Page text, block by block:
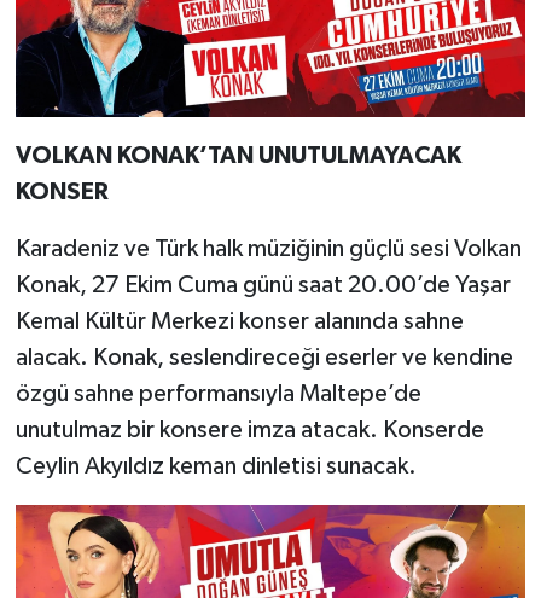
VOLKAN KONAK’TAN UNUTULMAYACAK
KONSER
Karadeniz ve Türk halk müziğinin güçlü sesi Volkan
Konak, 27 Ekim Cuma günü saat 20.00’de Yaşar
Kemal Kültür Merkezi konser alanında sahne
alacak. Konak, seslendireceği eserler ve kendine
özgü sahne performansıyla Maltepe’de
unutulmaz bir konsere imza atacak. Konserde
Ceylin Akyıldız keman dinletisi sunacak.